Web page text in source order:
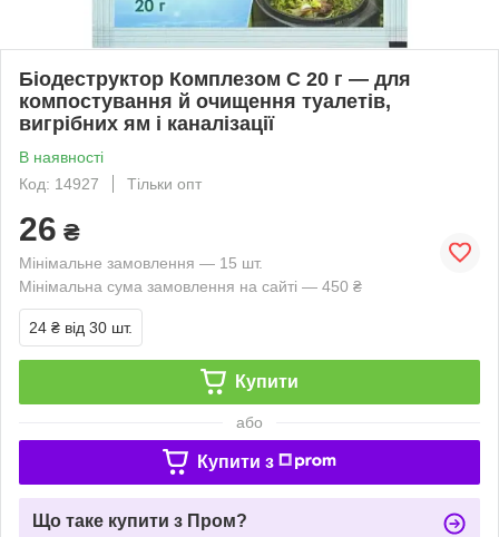
Біодеструктор Комплезом С 20 г — для
компостування й очищення туалетів,
вигрібних ям і каналізації
В наявності
Код: 14927
Тільки опт
26 ₴
Мінімальне замовлення — 15 шт.
Мінімальна сума замовлення на сайті — 450 ₴
24 ₴ від 30 шт.
Купити
або
Купити з
Що таке купити з Пром?